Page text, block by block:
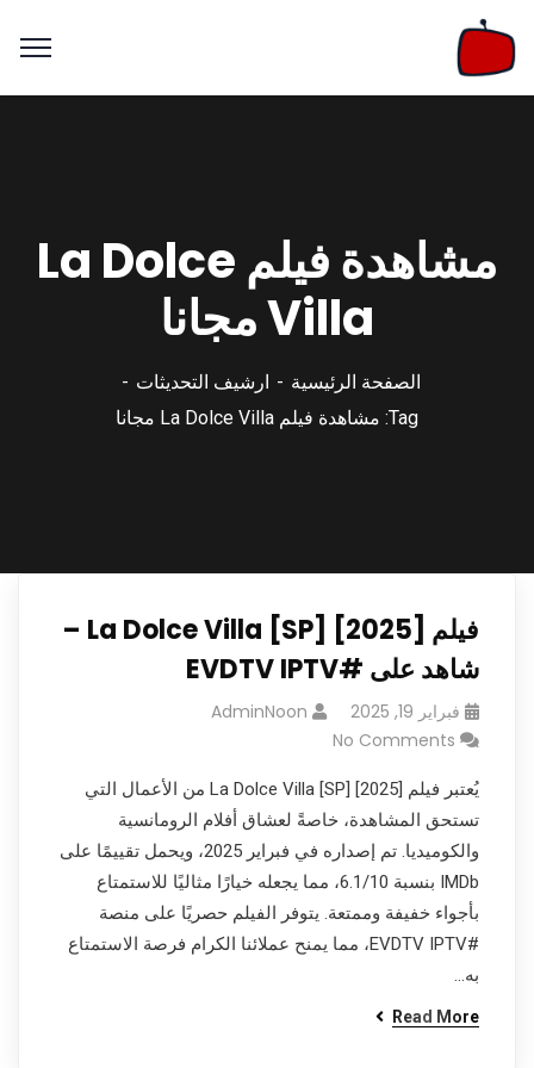
مشاهدة فيلم La Dolce
Villa مجانا
الصفحة الرئيسية
ارشيف التحديثات
Tag: مشاهدة فيلم La Dolce Villa مجانا
فيلم La Dolce Villa [SP] [2025] –
شاهد على #EVDTV IPTV
فبراير 19, 2025
AdminNoon
No Comments
يُعتبر فيلم La Dolce Villa [SP] [2025] من الأعمال التي
تستحق المشاهدة، خاصةً لعشاق أفلام الرومانسية
والكوميديا. تم إصداره في فبراير 2025، ويحمل تقييمًا على
IMDb بنسبة 6.1/10، مما يجعله خيارًا مثاليًا للاستمتاع
بأجواء خفيفة وممتعة. يتوفر الفيلم حصريًا على منصة
#EVDTV IPTV، مما يمنح عملائنا الكرام فرصة الاستمتاع
به…
Read More